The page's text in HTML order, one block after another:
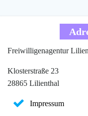
Freiwilligenagentur
Klosterstraße 23
28865 Lilienthal
Impressum